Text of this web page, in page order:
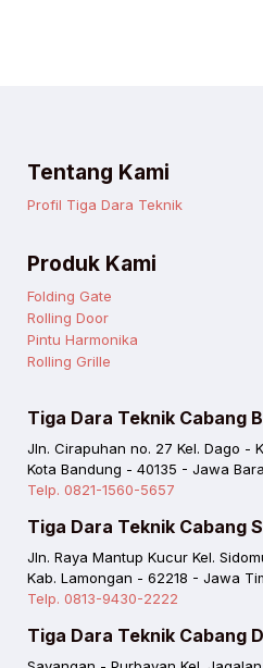
Tentang Kami
Profil Tiga Dara Teknik
Produk Kami
Folding Gate
Rolling Door
Pintu Harmonika
Rolling Grille
Tiga Dara Teknik Cabang
Jln. Cirapuhan no. 27 Kel. Dago -
Kota Bandung - 40135 - Jawa
Telp. 0821-1560-5657
Tiga Dara Teknik Cabang
Jln. Raya Mantup Kucur Kel.
Kab. Lamongan - 62218 - Jawa
Telp. 0813-9430-2222
Tiga Dara Teknik Cabang